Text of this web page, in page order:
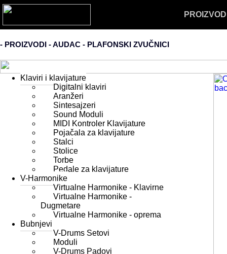
- PROIZVODI - AUDAC - PLAFONSKI ZVUČNICI
Klaviri i klavijature
Digitalni klaviri
Aranžeri
Sintesajzeri
Sound Moduli
MIDI Kontroler Klavijature
Pojačala za klavijature
Stalci
Stolice
Torbe
Pedale za klavijature
V-Harmonike
Virtualne Harmonike - Klavirne
Virtualne Harmonike -
Dugmetare
Virtualne Harmonike - oprema
Bubnjevi
V-Drums Setovi
Moduli
V-Drums Padovi